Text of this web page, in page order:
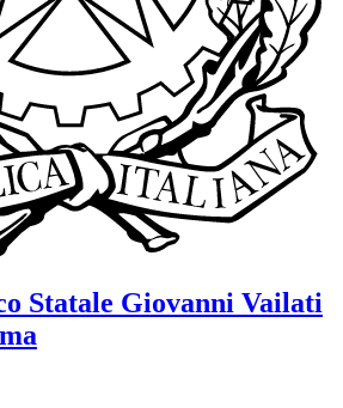
Statale Giovanni Vailati